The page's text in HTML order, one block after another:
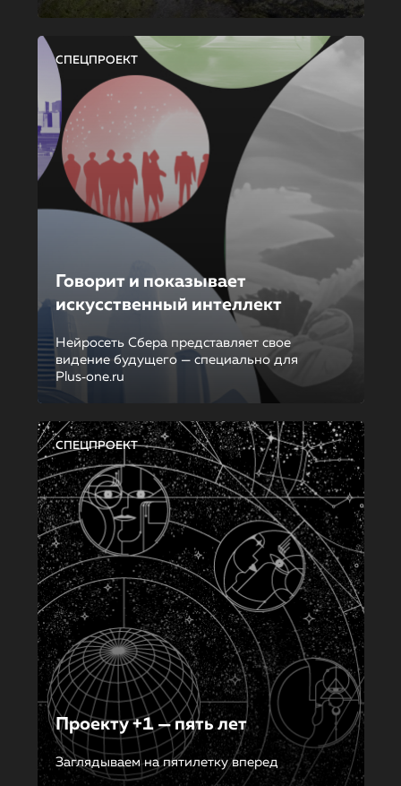
СПЕЦПРОЕКТ
Говорит и показывает
искусственный интеллект
Нейросеть Сбера представляет свое
видение будущего — специально для
Plus‑one.ru
СПЕЦПРОЕКТ
Проекту +1 — пять лет
Заглядываем на пятилетку вперед